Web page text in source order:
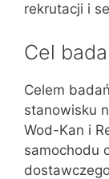
rekrutacji i
Cel
Celem
stanowisku
Wod-Kan i
samochodu